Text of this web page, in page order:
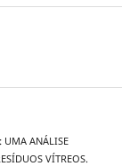
UMA ANÁLISE
VÍTREOS.